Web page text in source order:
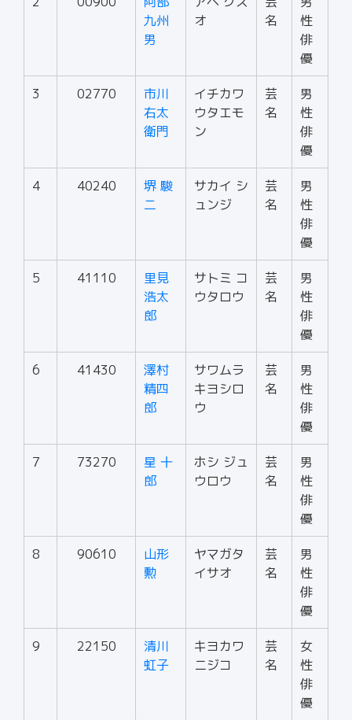
九州
男
オ
名
性
俳
優
3 02770
市川
右太
衛門
イチカワ
ウタエモ
ン
芸
名
男
性
俳
優
4 40240
堺 駿
二
サカイ シ
ュンジ
芸
名
男
性
俳
優
5 41110
里見
浩太
郎
サトミ コ
ウタロウ
芸
名
男
性
俳
優
6 41430
澤村
精四
郎
サワムラ
キヨシロ
ウ
芸
名
男
性
俳
優
7 73270
星 十
郎
ホシ ジュ
ウロウ
芸
名
男
性
俳
優
8 90610
山形
勲
ヤマガタ
イサオ
芸
名
男
性
俳
優
9 22150
清川
虹子
キヨカワ
ニジコ
芸
名
女
性
俳
優